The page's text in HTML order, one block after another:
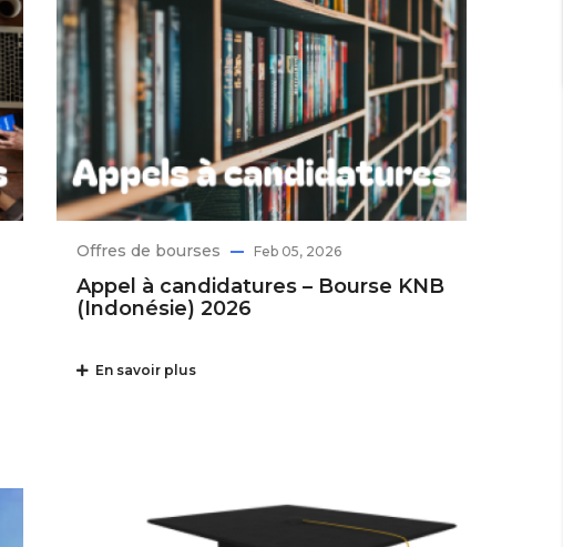
Offres de bourses Feb 05, 2026
Appel à candidatures – Bourse KNB
(Indonésie) 2026
En savoir plus